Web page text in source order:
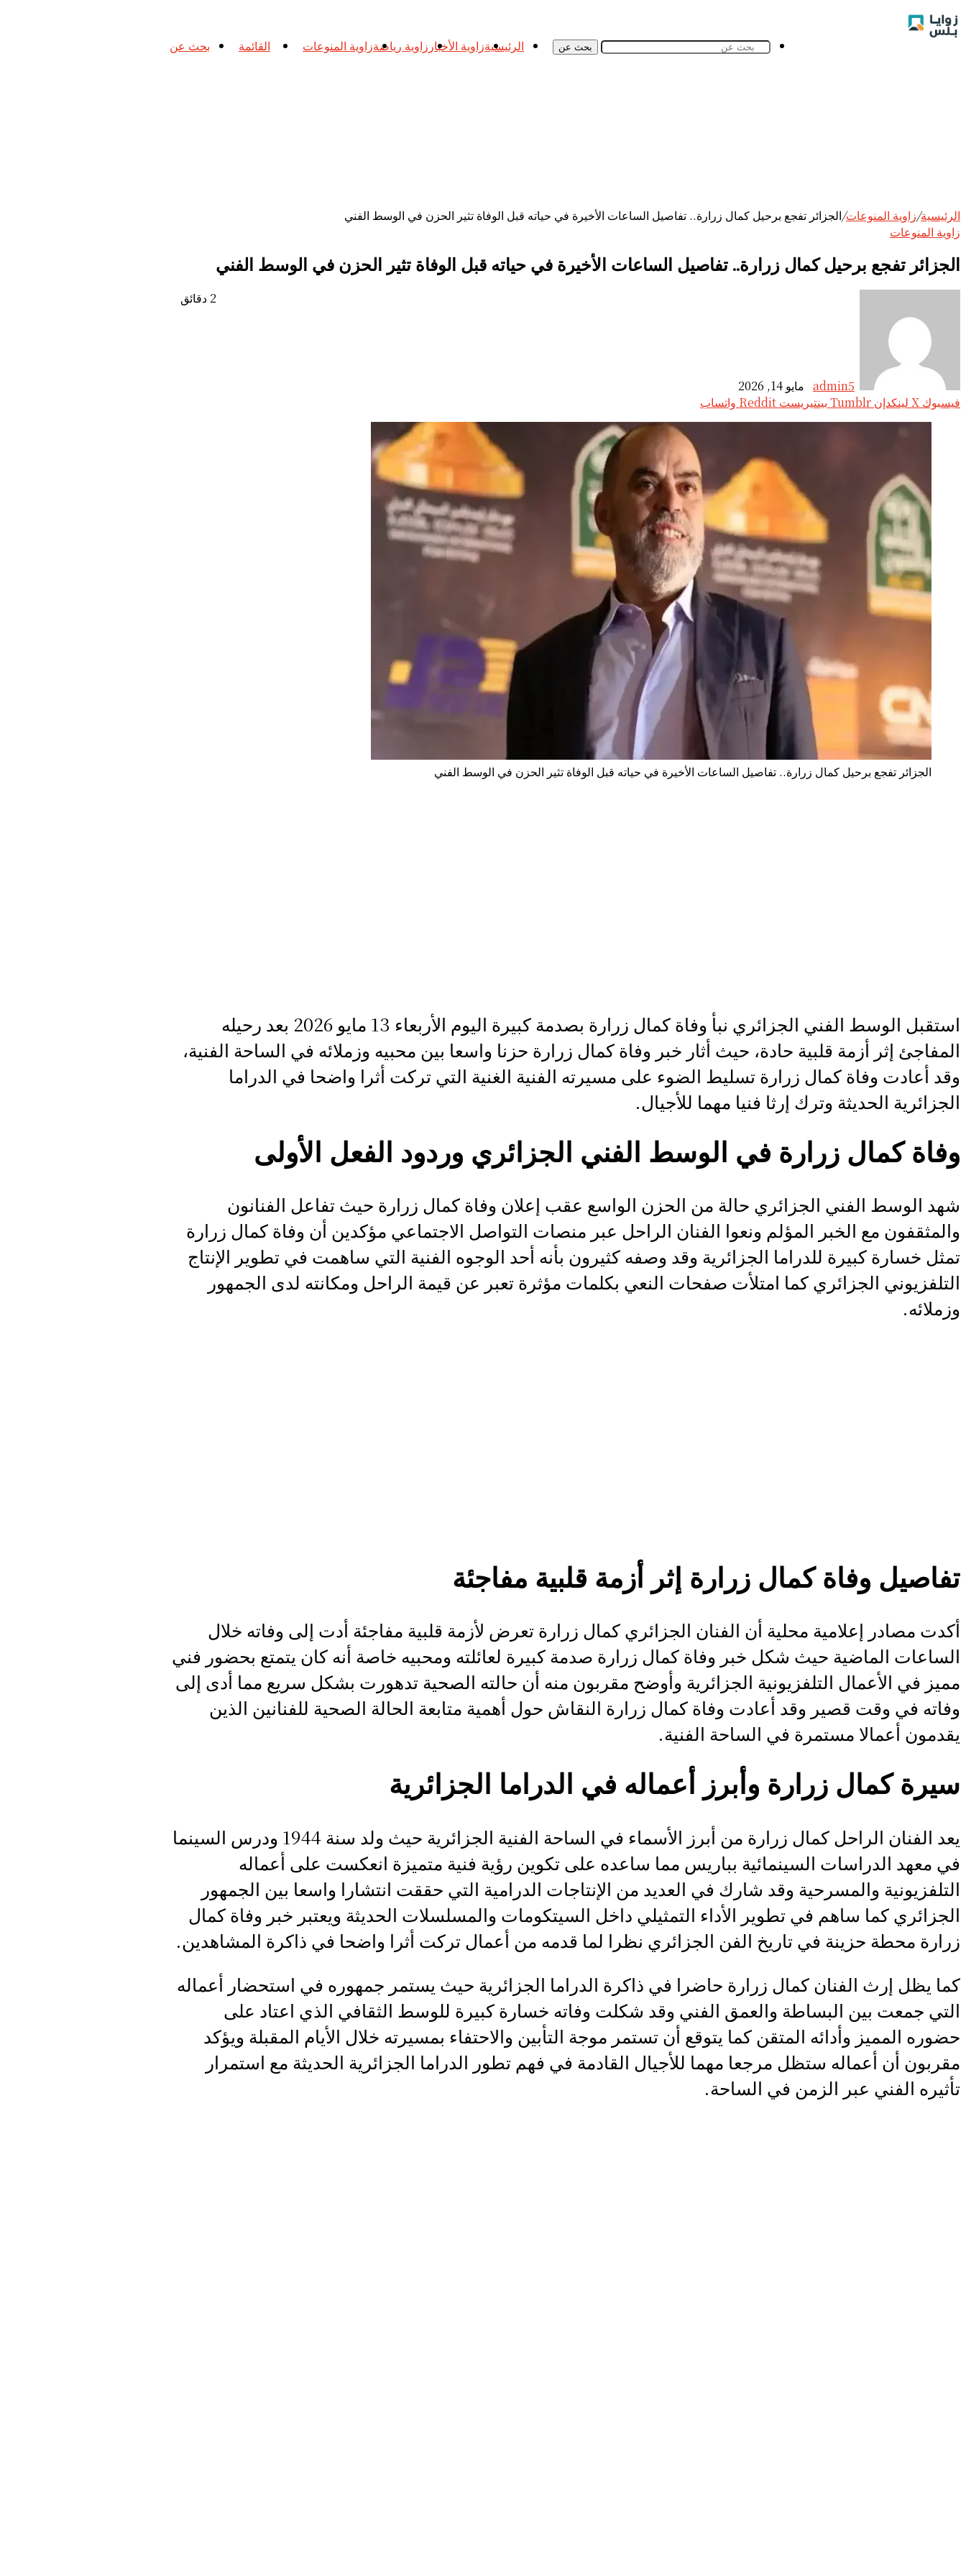
بحث عن القائمة الرئيسيةزاوية الأخبار زاوية رياضةزاوية المنوعات بحث عن
الرئيسية/زاوية المنوعات/الجزائر تفجع برحيل كمال زرارة.. تفاصيل الساعات الأخيرة في حياته قبل الوفاة تثير الحزن في الوسط الفني
زاوية المنوعات
الجزائر تفجع برحيل كمال زرارة.. تفاصيل الساعات الأخيرة في حياته قبل الوفاة تثير الحزن في الوسط الفني
admin5 مايو 14, 2026
2 دقائق
فيسبوك ‫X لينكدإن بينتيريست واتساب
الجزائر تفجع برحيل كمال زرارة.. تفاصيل الساعات الأخيرة في حياته قبل الوفاة تثير الحزن في الوسط الفني
استقبل الوسط الفني الجزائري نبأ وفاة كمال زرارة بصدمة كبيرة اليوم الأربعاء 13 مايو 2026 بعد رحيله
المفاجئ إثر أزمة قلبية حادة، حيث أثار خبر وفاة كمال زرارة حزنا واسعا بين محبيه وزملائه في الساحة الفنية،
وقد أعادت وفاة كمال زرارة تسليط الضوء على مسيرته الفنية الغنية التي تركت أثرا واضحا في الدراما
الجزائرية الحديثة وترك إرثا فنيا مهما للأجيال.
وفاة كمال زرارة في الوسط الفني الجزائري وردود الفعل الأولى
شهد الوسط الفني الجزائري حالة من الحزن الواسع عقب إعلان وفاة كمال زرارة حيث تفاعل الفنانون
والمثقفون مع الخبر المؤلم ونعوا الفنان الراحل عبر منصات التواصل الاجتماعي مؤكدين أن وفاة كمال زرارة
تمثل خسارة كبيرة للدراما الجزائرية وقد وصفه كثيرون بأنه أحد الوجوه الفنية التي ساهمت في تطوير الإنتاج
التلفزيوني الجزائري كما امتلأت صفحات النعي بكلمات مؤثرة تعبر عن قيمة الراحل ومكانته لدى الجمهور
وزملائه.
تفاصيل وفاة كمال زرارة إثر أزمة قلبية مفاجئة
أكدت مصادر إعلامية محلية أن الفنان الجزائري كمال زرارة تعرض لأزمة قلبية مفاجئة أدت إلى وفاته خلال
الساعات الماضية حيث شكل خبر وفاة كمال زرارة صدمة كبيرة لعائلته ومحبيه خاصة أنه كان يتمتع بحضور فني
مميز في الأعمال التلفزيونية الجزائرية وأوضح مقربون منه أن حالته الصحية تدهورت بشكل سريع مما أدى إلى
وفاته في وقت قصير وقد أعادت وفاة كمال زرارة النقاش حول أهمية متابعة الحالة الصحية للفنانين الذين
يقدمون أعمالا مستمرة في الساحة الفنية.
سيرة كمال زرارة وأبرز أعماله في الدراما الجزائرية
يعد الفنان الراحل كمال زرارة من أبرز الأسماء في الساحة الفنية الجزائرية حيث ولد سنة 1944 ودرس السينما
في معهد الدراسات السينمائية بباريس مما ساعده على تكوين رؤية فنية متميزة انعكست على أعماله
التلفزيونية والمسرحية وقد شارك في العديد من الإنتاجات الدرامية التي حققت انتشارا واسعا بين الجمهور
الجزائري كما ساهم في تطوير الأداء التمثيلي داخل السيتكومات والمسلسلات الحديثة ويعتبر خبر وفاة كمال
زرارة محطة حزينة في تاريخ الفن الجزائري نظرا لما قدمه من أعمال تركت أثرا واضحا في ذاكرة المشاهدين.
كما يظل إرث الفنان كمال زرارة حاضرا في ذاكرة الدراما الجزائرية حيث يستمر جمهوره في استحضار أعماله
التي جمعت بين البساطة والعمق الفني وقد شكلت وفاته خسارة كبيرة للوسط الثقافي الذي اعتاد على
حضوره المميز وأدائه المتقن كما يتوقع أن تستمر موجة التأبين والاحتفاء بمسيرته خلال الأيام المقبلة ويؤكد
مقربون أن أعماله ستظل مرجعا مهما للأجيال القادمة في فهم تطور الدراما الجزائرية الحديثة مع استمرار
تأثيره الفني عبر الزمن في الساحة.